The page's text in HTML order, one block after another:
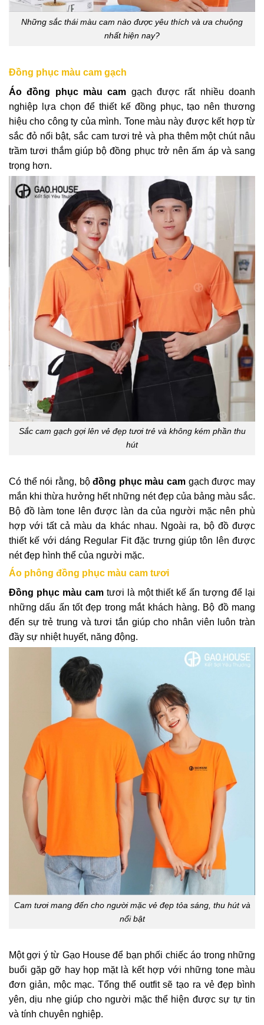
Những sắc thái màu cam nào được yêu thích và ưa chuộng
nhất hiện nay?
Đồng phục màu cam gạch
Áo đồng phục màu cam gạch được rất nhiều doanh
nghiệp lựa chọn để thiết kế đồng phục, tạo nên thương
hiệu cho công ty của mình. Tone màu này được kết hợp từ
sắc đỏ nổi bật, sắc cam tươi trẻ và pha thêm một chút nâu
trầm tươi thắm giúp bộ đồng phục trở nên ấm áp và sang
trọng hơn.
Sắc cam gạch gợi lên vẻ đẹp tươi trẻ và không kém phần thu
hút
Có thể nói rằng, bộđồng phục màu cam gạch được may
mắn khi thừa hưởng hết những nét đẹp của bảng màu sắc.
Bộ đồ làm tone lên được làn da của người mặc nên phù
hợp với tất cả màu da khác nhau. Ngoài ra, bộ đồ được
thiết kế với dáng Regular Fit đặc trưng giúp tôn lên được
nét đẹp hình thể của người mặc.
Áo phông đồng phục màu cam tươi
Đồng phục màu camtươi là một thiết kế ấn tượng để lại
những dấu ấn tốt đẹp trong mắt khách hàng. Bộ đồ mang
đến sự trẻ trung và tươi tắn giúp cho nhân viên luôn tràn
đầy sự nhiệt huyết, năng động.
Cam tươi mang đến cho người mặc vẻ đẹp tỏa sáng, thu hút và
nổi bật
Một gợi ý từ Gạo House để bạn phối chiếc áo trong những
buổi gặp gỡ hay họp mặt là kết hợp với những tone màu
đơn giản, mộc mạc. Tổng thể outfit sẽ tạo ra vẻ đẹp bình
yên, dịu nhẹ giúp cho người mặc thể hiện được sự tự tin
và tính chuyên nghiệp.